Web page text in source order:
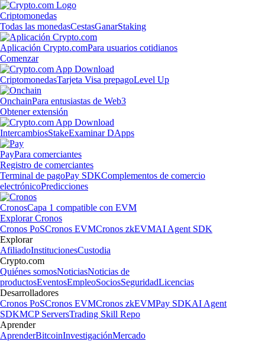
Criptomonedas
Todas las monedasCestasGanarStaking
Aplicación Crypto.comPara usuarios cotidianos
Comenzar
CriptomonedasTarjeta Visa prepagoLevel Up
OnchainPara entusiastas de Web3
Obtener extensión
IntercambiosStakeExaminar DApps
PayPara comerciantes
Registro de comerciantes
Terminal de pagoPay SDKComplementos de comercio
electrónicoPredicciones
CronosCapa 1 compatible con EVM
Explorar Cronos
Cronos PoSCronos EVMCronos zkEVMAI Agent SDK
Explorar
AfiliadoInstitucionesCustodia
Crypto.com
Quiénes somosNoticiasNoticias de
productosEventosEmpleoSociosSeguridadLicencias
Desarrolladores
Cronos PoSCronos EVMCronos zkEVMPay SDKAI Agent
SDKMCP ServersTrading Skill Repo
Aprender
AprenderBitcoinInvestigaciónMercado